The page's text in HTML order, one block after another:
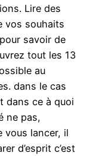
Lire des
vos souhaits
savoir de
tout les 13
au
dans le cas
dans ce à quoi
ne pas,
vous lancer, il
d’esprit c’est